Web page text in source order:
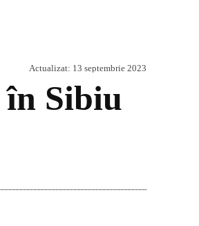
Actualizat: 13 septembrie 2023
Sibiu